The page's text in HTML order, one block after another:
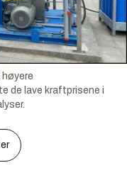
de lave kraftprisene i